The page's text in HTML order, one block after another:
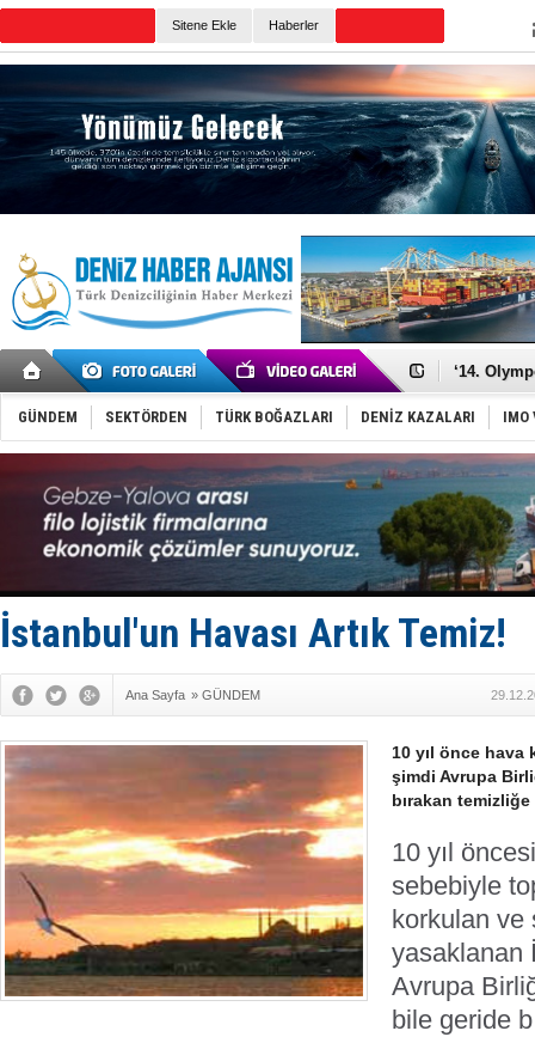
Sitene Ekle Haberler
Denizcilik
‘14.
Taksi
TÜRKLİM
SOCAR da
D-Marin,
Van’da
TAYK -
GÜNDEM SEKTÖRDEN TÜRK BOĞAZLARI DENİZ KAZALARI IMO
İstanbul'un Havası Artık Temiz!
Ana Sayfa » GÜNDEM
10 yıl önce hava
şimdi Avrupa
bırakan temizliğe
10 yıl
sebebiyle
korkulan ve
yasaklanan
Avrupa
bile geride